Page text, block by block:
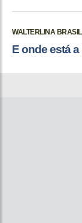
WALTERLINA BRASIL
E onde está